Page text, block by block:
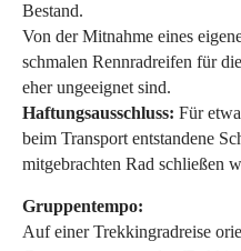
Bestand.
Von der Mitnahme eines
schmalen Rennradreifen für
eher ungeeignet sind.
Haftungsausschluss: Für
beim Transport entstandene
mitgebrachten Rad schließen
Gruppentempo:
Auf einer Trekkingradreise